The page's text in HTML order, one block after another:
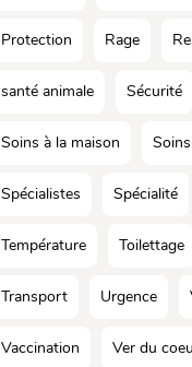
Protection Rage
santé animale Sécurité
Soins à la maison
Spécialistes Spécialité
Température Toilettage
Transport Urgence
Vaccination Ver du